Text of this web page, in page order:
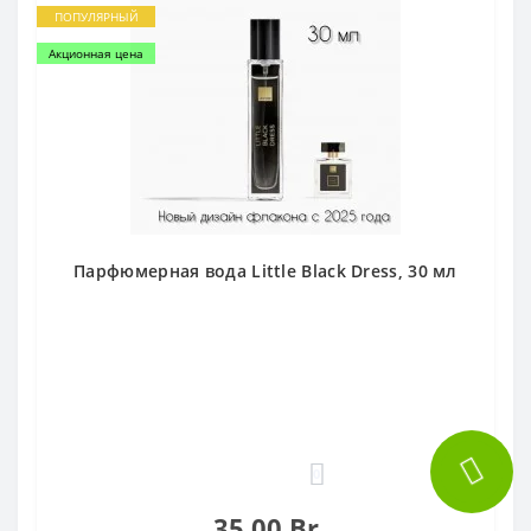
ПОПУЛЯРНЫЙ
Акционная цена
Парфюмерная вода Little Black Dress, 30 мл